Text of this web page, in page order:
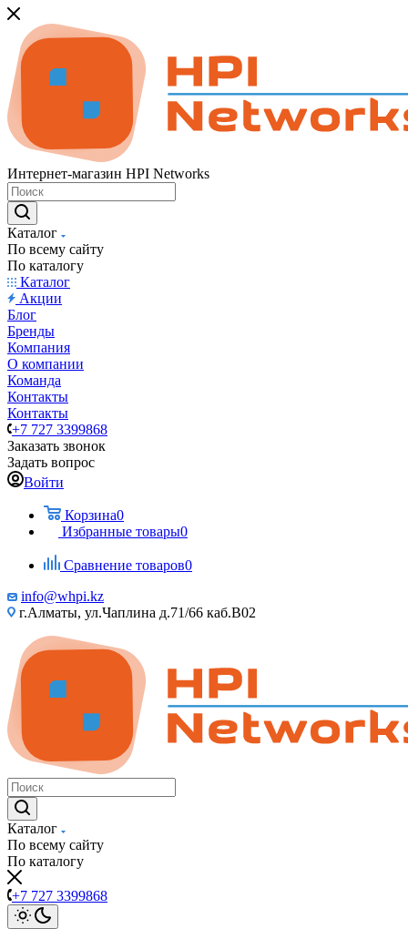
Интернет-магазин HPI Networks
Каталог
По всему сайту
По каталогу
Каталог
Акции
Блог
Бренды
Компания
О компании
Команда
Контакты
Контакты
+7 727 3399868
Заказать звонок
Задать вопрос
Войти
Корзина0
Избранные товары0
Сравнение товаров0
info@whpi.kz
г.Алматы, ул.Чаплина д.71/66 каб.B02
Каталог
По всему сайту
По каталогу
+7 727 3399868